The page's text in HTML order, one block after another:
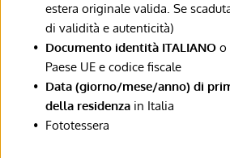
estera originale valida. Se
di validità e autenticità)
Documento identità ITALIANO o
Paese UE e codice fiscale
Data (giorno/mese/anno) di
della residenza in Italia
Fototessera